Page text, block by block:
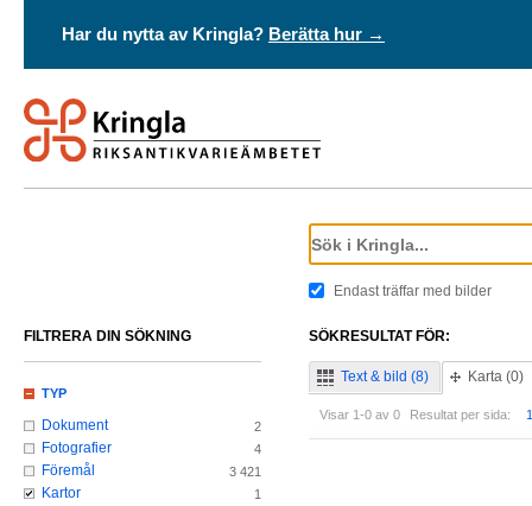
Har du nytta av Kringla? Berätta hur →
Endast träffar med bilder
SÖKRESULTAT FÖR:
Text & bild (8) Karta (0)
Visar 1-0 av 0 Resultat per sida:
FILTRERA DIN SÖKNING
TYP
Dokument 2
Fotografier 4
Föremål 3 421
Kartor 1